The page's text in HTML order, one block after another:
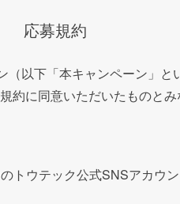
応募規約
（以下「本キャンペーン」
に同意いただいたものとみ
トウテック公式SNSアカウン